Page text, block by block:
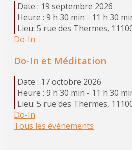
Date : 19 septembre 2026
Heure : 9 h 30 min - 11 h 30
Lieu: 5 rue des Thermes,
Do-In
Do-In et Méditation
Date : 17 octobre 2026
Heure : 9 h 30 min - 11 h 30
Lieu: 5 rue des Thermes,
Do-In
Tous les événements